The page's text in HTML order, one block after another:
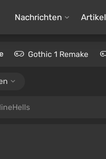
Nachrichten Artikel
Gothic 1 Remake